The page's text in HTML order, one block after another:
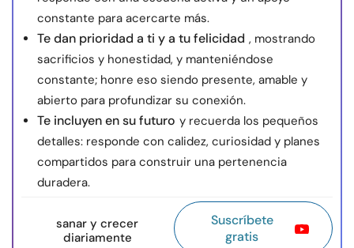
constante para acercarte más.
Te dan prioridad a ti y a tu felicidad , mostrando
sacrificios y honestidad, y manteniéndose
constante; honre eso siendo presente, amable y
abierto para profundizar su conexión.
Te incluyen en su futuro y recuerda los pequeños
detalles: responde con calidez, curiosidad y planes
compartidos para construir una pertenencia
duradera.
sanar y crecer
diariamente
Suscríbete
gratis